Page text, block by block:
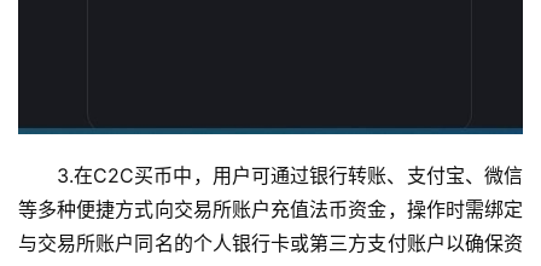
闻
常
见
3.在C2C买币中，用户可通过银行转账、支付宝、微信
等多种便捷方式向交易所账户充值法币资金，操作时需绑定
与交易所账户同名的个人银行卡或第三方支付账户以确保资